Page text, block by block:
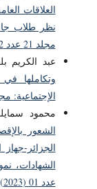
العلاقات
نظر طلاب
مجلد 21 عدد 02 (2024): 21(02)-2024
عبد الكريم
وتكاملها
الإجتماعية: مجلد 17 عدد 03 (2020):
محمود
الشعور
الجزائر-
الشهادات،
عدد 01 (2023): 20(01)-2023